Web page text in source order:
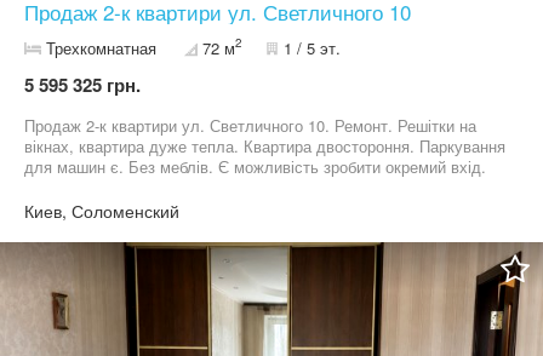
Продаж 2-к квартири ул. Светличного 10
Трехкомнатная 72 м2 1 / 5 эт.
5 595 325 грн.
Продаж 2-к квартири ул. Светличного 10. Ремонт. Решітки на
вікнах, квартира дуже тепла. Квартира двостороння. Паркування
для машин є. Без меблів. Є можливість зробити окремий вхід.
Киев, Соломенский